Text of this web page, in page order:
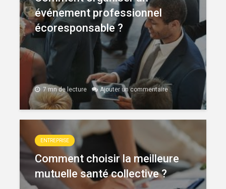
événement professionnel
écoresponsable ?
7 mn de lecture Ajouter un commentaire
ENTREPRISE
Comment choisir la meilleure
mutuelle santé collective ?